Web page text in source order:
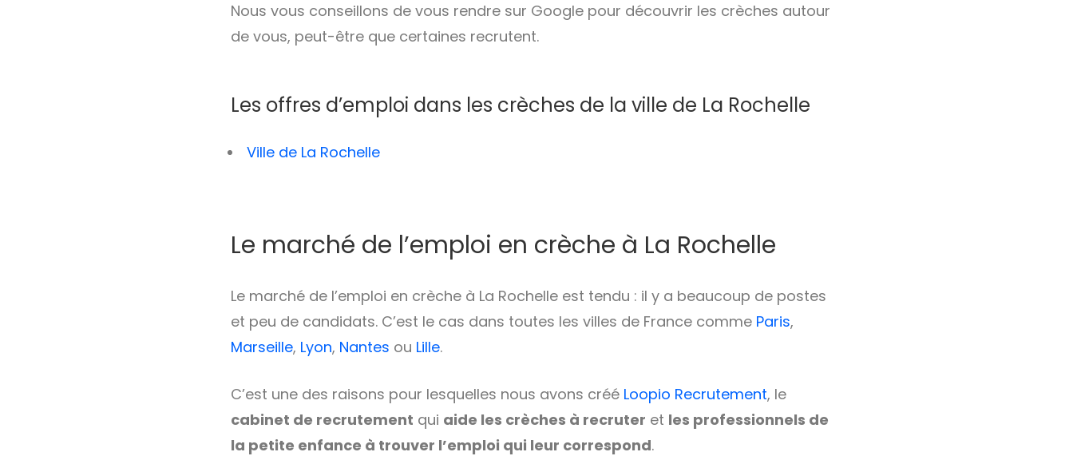
Nous vous conseillons de vous rendre sur Google pour découvrir les crèches autour
de vous, peut-être que certaines recrutent.
Les offres d’emploi dans les crèches de la ville de La Rochelle
Ville de La Rochelle
Le marché de l’emploi en crèche à La Rochelle
Le marché de l’emploi en crèche à La Rochelle est tendu : il y a beaucoup de postes
et peu de candidats. C’est le cas dans toutes les villes de France comme Paris,
Marseille, Lyon, Nantes ou Lille.
C’est une des raisons pour lesquelles nous avons créé Loopio Recrutement, le
cabinet de recrutement qui aide les crèches à recruter et les professionnels de
la petite enfance à trouver l’emploi qui leur correspond.